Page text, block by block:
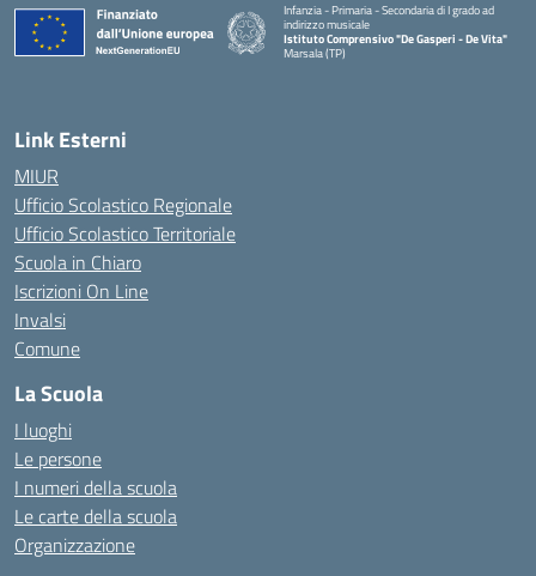
Infanzia - Primaria - Secondaria di I grado ad
indirizzo musicale
Istituto Comprensivo "De Gasperi - De Vita"
Marsala (TP)
Link Esterni
MIUR
Ufficio Scolastico Regionale
Ufficio Scolastico Territoriale
Scuola in Chiaro
Iscrizioni On Line
Invalsi
Comune
La Scuola
I luoghi
Le persone
I numeri della scuola
Le carte della scuola
Organizzazione